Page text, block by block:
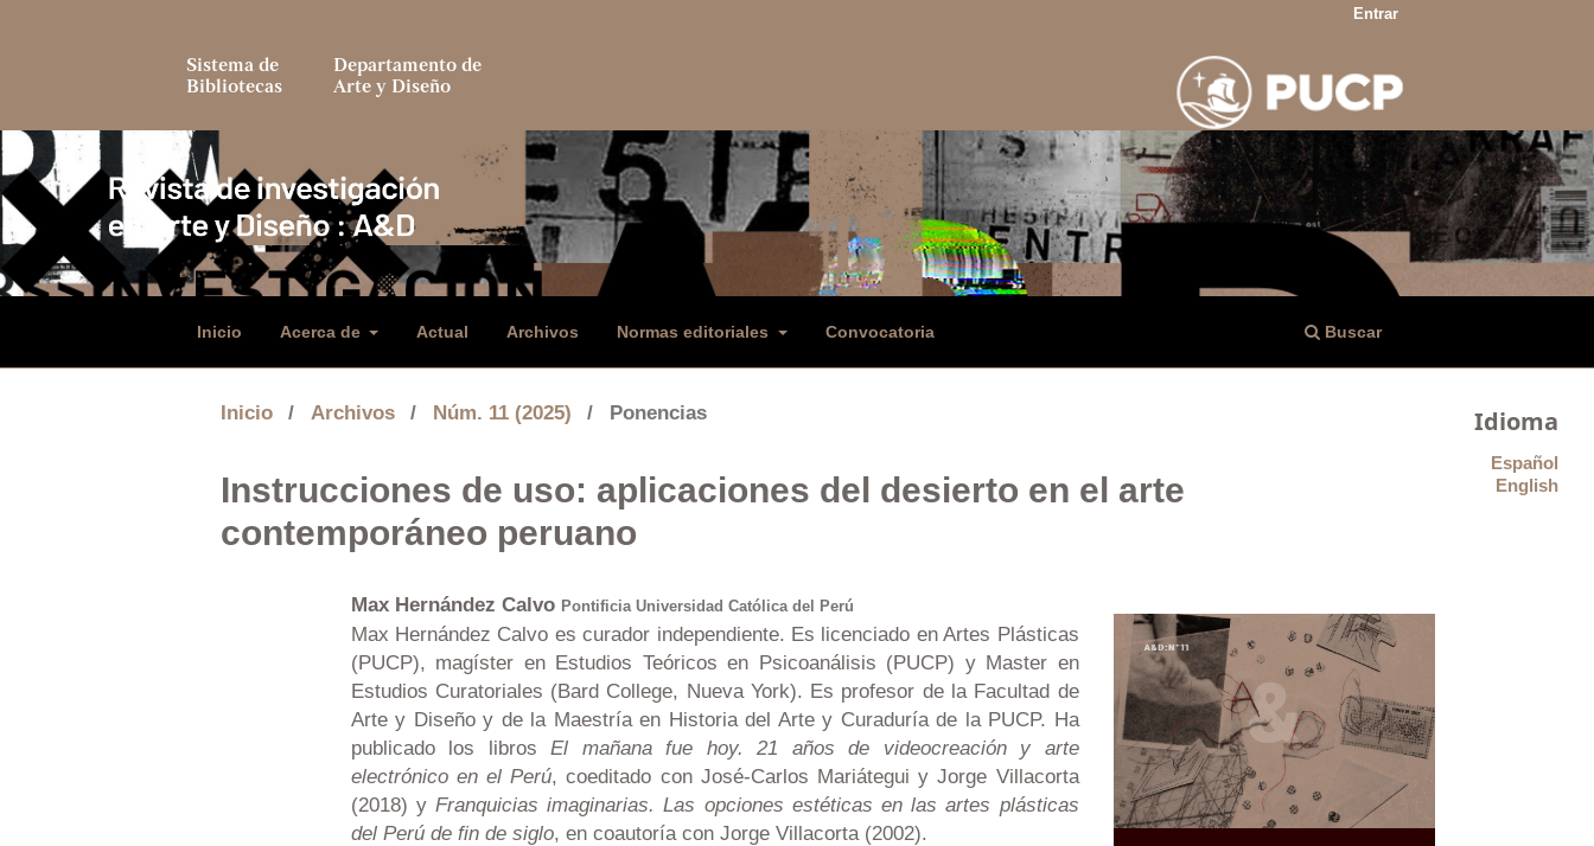
Sistema de
Bibliotecas
Departamento de
Arte y Diseño
Inicio Acerca de Actual Archivos Normas editoriales Convocatoria Buscar
Entrar
Inicio / Archivos / Núm. 11 (2025) / Ponencias
Instrucciones de uso: aplicaciones del desierto en el arte
contemporáneo peruano
Max Hernández Calvo Pontificia Universidad Católica del Perú
Max Hernández Calvo es curador independiente. Es licenciado en Artes Plásticas
(PUCP), magíster en Estudios Teóricos en Psicoanálisis (PUCP) y Master en
Estudios Curatoriales (Bard College, Nueva York). Es profesor de la Facultad de
Arte y Diseño y de la Maestría en Historia del Arte y Curaduría de la PUCP. Ha
publicado los libros El mañana fue hoy. 21 años de videocreación y arte
electrónico en el Perú, coeditado con José-Carlos Mariátegui y Jorge Villacorta
(2018) y Franquicias imaginarias. Las opciones estéticas en las artes plásticas
del Perú de fin de siglo, en coautoría con Jorge Villacorta (2002).
Idioma
Español
English